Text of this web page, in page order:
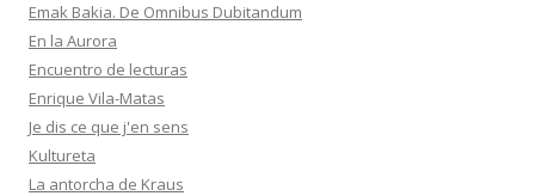
Emak Bakia. De Omnibus Dubitandum
En la Aurora
Encuentro de lecturas
Enrique Vila-Matas
Je dis ce que j'en sens
Kultureta
La antorcha de Kraus